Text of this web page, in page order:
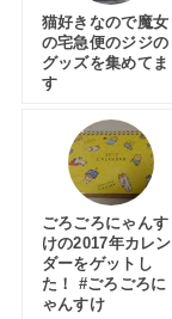
猫好きなので魔女
の宅急便のジジの
グッズを集めてま
す
ごろごろにゃんす
けの2017年カレン
ダーをゲットし
た！ #ごろごろに
ゃんすけ